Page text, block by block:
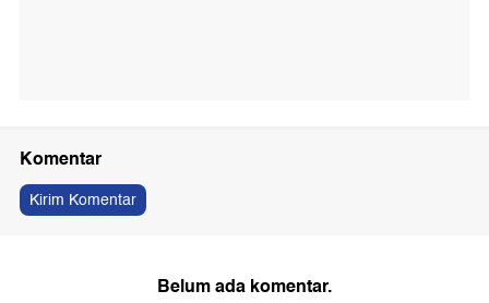
Komentar
Kirim Komentar
Belum ada komentar.